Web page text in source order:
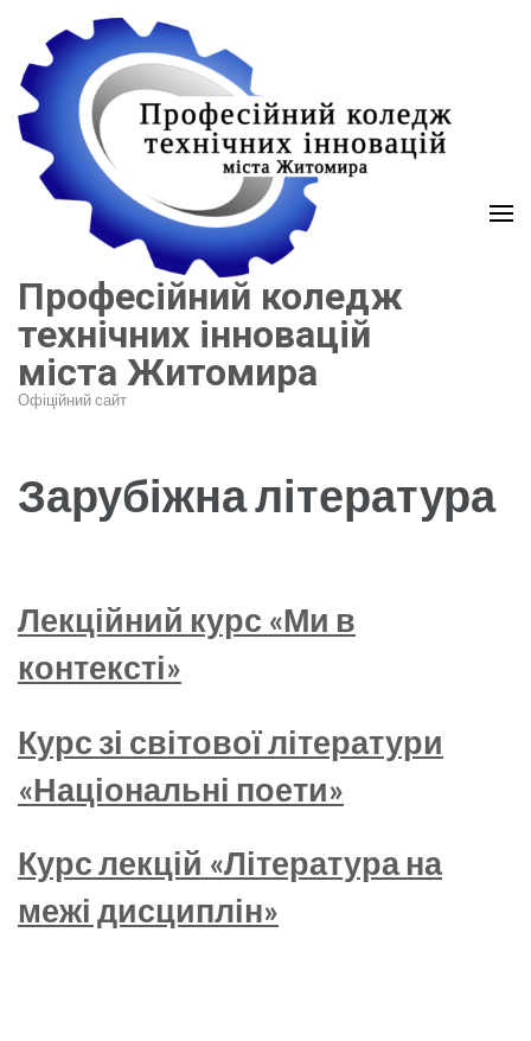
вмісту
(натисніть
Enter)
Професійний коледж
технічних інновацій
міста Житомира
Офіційний сайт
Зарубіжна література
Лекційний курс «Ми в
контексті»
Курс зі світової літератури
«Національні поети»
Курс лекцій «Література на
межі дисциплін»